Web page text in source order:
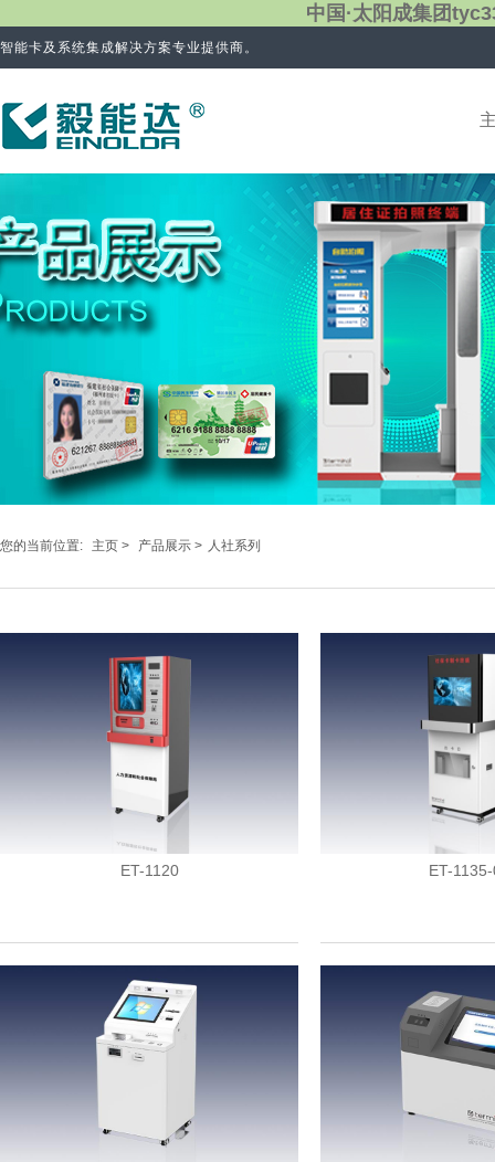
中国·太阳成集团
智能卡及系统集成解决方案专业提供商。
您的当前位置: 主页 > 产品展示 > 人社系列
ET-1120 ET-